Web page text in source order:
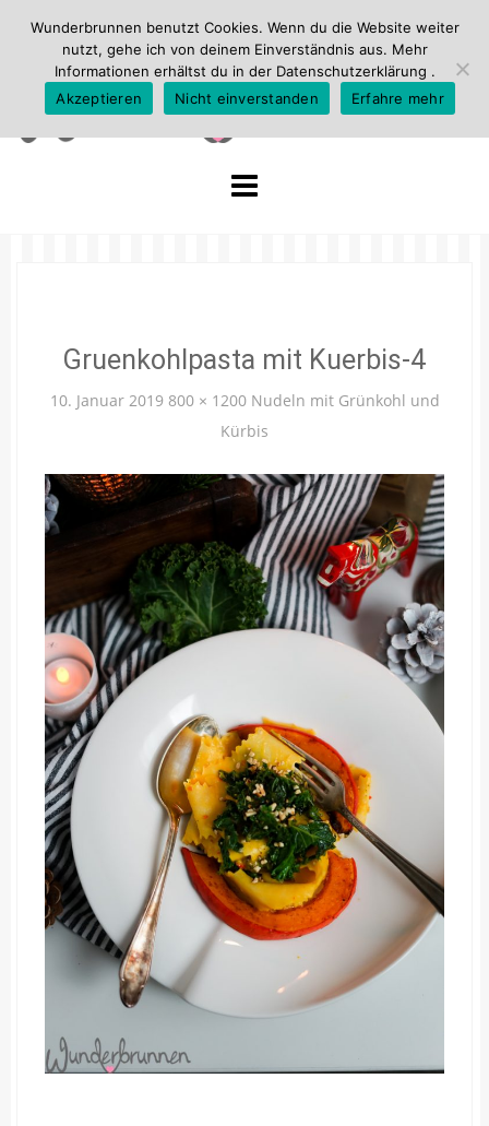
Gruenkohlpasta mit Kuerbis-4
10. Januar 2019 800 × 1200 Nudeln mit Grünkohl und
Kürbis
Wunderbrunnen benutzt Cookies. Wenn du die Website weiter
nutzt, gehe ich von deinem Einverständnis aus. Mehr
Informationen erhältst du in der Datenschutzerklärung .
Akzeptieren
Nicht einverstanden Erfahre mehr